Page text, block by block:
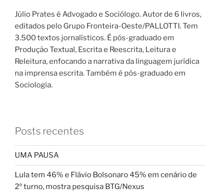
Júlio Prates é Advogado e Sociólogo. Autor de 6 livros,
editados pelo Grupo Fronteira-Oeste/PALLOTTI. Tem
3.500 textos jornalísticos. É pós-graduado em
Produção Textual, Escrita e Reescrita, Leitura e
Releitura, enfocando a narrativa da linguagem jurídica
na imprensa escrita. Também é pós-graduado em
Sociologia.
Posts recentes
UMA PAUSA
Lula tem 46% e Flávio Bolsonaro 45% em cenário de
2º turno, mostra pesquisa BTG/Nexus